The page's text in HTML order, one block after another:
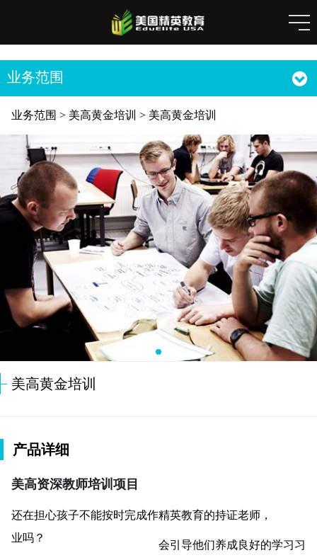
业务范围
美高黄金培训
业务范围 > 美高黄金培训 > 美高黄金培训
美高黄金培训
产品详细
美高资深教师培训项目
还在担心孩子不能按时完成作
业吗？
精英教育的持证老师，
会引导他们养成良好的学习习